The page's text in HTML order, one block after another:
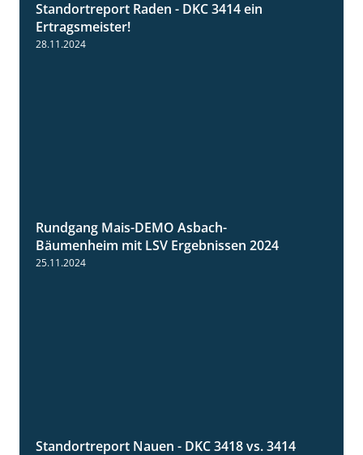
Standortreport Raden - DKC 3414 ein
Ertragsmeister!
28.11.2024
8:38
Rundgang Mais-DEMO Asbach-
Bäumenheim mit LSV Ergebnissen 2024
25.11.2024
Standortreport Nauen - DKC 3418 vs. 3414